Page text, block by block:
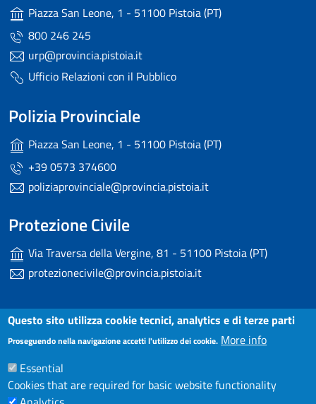
Piazza San Leone, 1 - 51100 Pistoia (PT)
800 246 245
urp@provincia.pistoia.it
Ufficio Relazioni con il Pubblico
Polizia Provinciale
Piazza San Leone, 1 - 51100 Pistoia (PT)
+39 0573 374600
poliziaprovinciale@provincia.pistoia.it
Protezione Civile
Via Traversa della Vergine, 81 - 51100 Pistoia (PT)
protezionecivile@provincia.pistoia.it
Small prints
Useful links section
Dichiarazione di accessibilità
Note Legali
Privacy
Questo sito utilizza cookie tecnici, analytics e di terze parti
Proseguendo nella navigazione accetti l'utilizzo dei cookie. More info
Essential
Cookies that are required for basic website functionality